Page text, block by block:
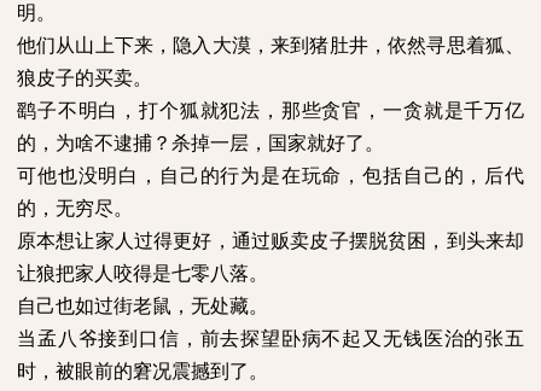
明。
他们从山上下来，隐入大漠，来到猪肚井，依然寻思着狐、
狼皮子的买卖。
鹞子不明白，打个狐就犯法，那些贪官，一贪就是千万亿
的，为啥不逮捕？杀掉一层，国家就好了。
可他也没明白，自己的行为是在玩命，包括自己的，后代
的，无穷尽。
原本想让家人过得更好，通过贩卖皮子摆脱贫困，到头来却
让狼把家人咬得是七零八落。
自己也如过街老鼠，无处藏。
当孟八爷接到口信，前去探望卧病不起又无钱医治的张五
时，被眼前的窘况震撼到了。